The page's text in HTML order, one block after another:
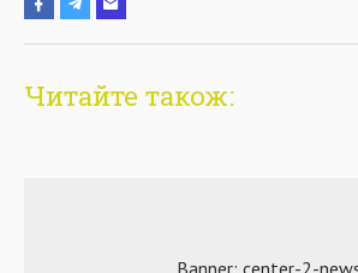
Читайте також: